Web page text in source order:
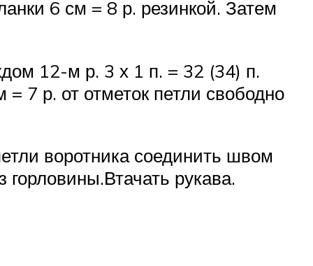
6 см = 8 р. резинкой. Затем
12-м р. 3 х 1 п. = 32 (34) п.
7 р. от отметок петли свободно
воротника соединить швом
горловины.Втачать рукава.